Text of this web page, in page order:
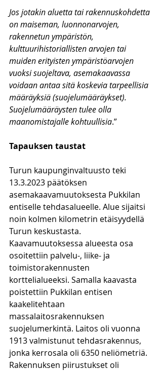
Jos jotakin aluetta tai rakennuskohdetta
on maiseman, luonnonarvojen,
rakennetun ympäristön,
kulttuurihistoriallisten arvojen tai
muiden erityisten ympäristöarvojen
vuoksi suojeltava, asemakaavassa
voidaan antaa sitä koskevia tarpeellisia
määräyksiä (suojelumääräykset).
Suojelumääräysten tulee olla
maanomistajalle kohtuullisia.”
Tapauksen taustat
Turun kaupunginvaltuusto teki
13.3.2023 päätöksen
asemakaavamuutoksesta Pukkilan
entiselle tehdasalueelle. Alue sijaitsi
noin kolmen kilometrin etäisyydellä
Turun keskustasta.
Kaavamuutoksessa alueesta osa
osoitettiin palvelu-, liike- ja
toimistorakennusten
korttelialueeksi. Samalla kaavasta
poistettiin Pukkilan entisen
kaakelitehtaan
massalaitosrakennuksen
suojelumerkintä. Laitos oli vuonna
1913 valmistunut tehdasrakennus,
jonka kerrosala oli 6350 neliömetriä.
Rakennuksen piirustukset oli